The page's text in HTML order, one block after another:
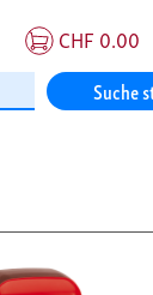
CHF 0.00
Suche